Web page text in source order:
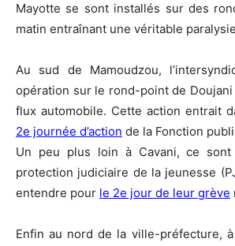
Mayotte se sont installés sur des
matin entraînant une véritable
Au sud de Mamoudzou,
opération sur le rond-point de
flux automobile. Cette action entrait
2e journée d’action de la Fonction
Un peu plus loin à Cavani, ce
protection judiciaire de la jeunesse
entendre pour le 2e jour de leur grève
Enfin au nord de la ville-préfecture,